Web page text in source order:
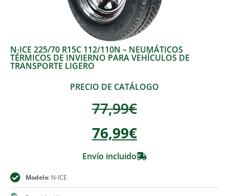
N-ICE 225/70 R15C 112/110N – NEUMÁTICOS
TÉRMICOS DE INVIERNO PARA VEHÍCULOS DE
TRANSPORTE LIGERO
PRECIO DE CATÁLOGO
77,99€
76,99€
Envío incluido
Modelo: N-ICE